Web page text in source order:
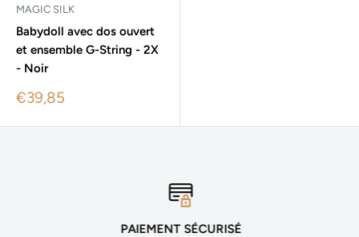
MAGIC SILK
Babydoll avec dos ouvert
et ensemble G-String - 2X
- Noir
Sale
€39,85
PAIEMENT SÉCURISÉ